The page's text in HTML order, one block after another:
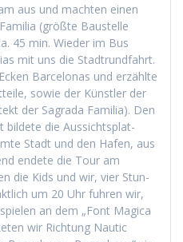
aus und macht­en einen
(größte Baustelle
45 min. Wieder im Bus
mit uns die Stadtrund­fahrt.
Barcelonas und erzählte
sowie der Kün­stler der
der Sagra­da Famil­ia). Den
bildete die Aus­sicht­splat­
Stadt und den Hafen, aus
endete die Tour am
die Kids und wir, vier Stun­
um 20 Uhr fuhren wir,
an dem „Font Mag­i­ca
wir Rich­tung Nau­tic